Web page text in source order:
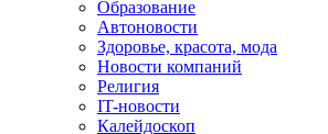
Образование
Автоновости
Здоровье, красота, мода
Новости компаний
Религия
IT-новости
Калейдоскоп